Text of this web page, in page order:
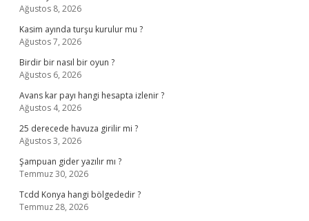
Ağustos 8, 2026
Kasim ayında turşu kurulur mu ?
Ağustos 7, 2026
Birdir bir nasıl bir oyun ?
Ağustos 6, 2026
Avans kar payı hangi hesapta izlenir ?
Ağustos 4, 2026
25 derecede havuza girilir mi ?
Ağustos 3, 2026
Şampuan gider yazılır mı ?
Temmuz 30, 2026
Tcdd Konya hangi bölgededir ?
Temmuz 28, 2026